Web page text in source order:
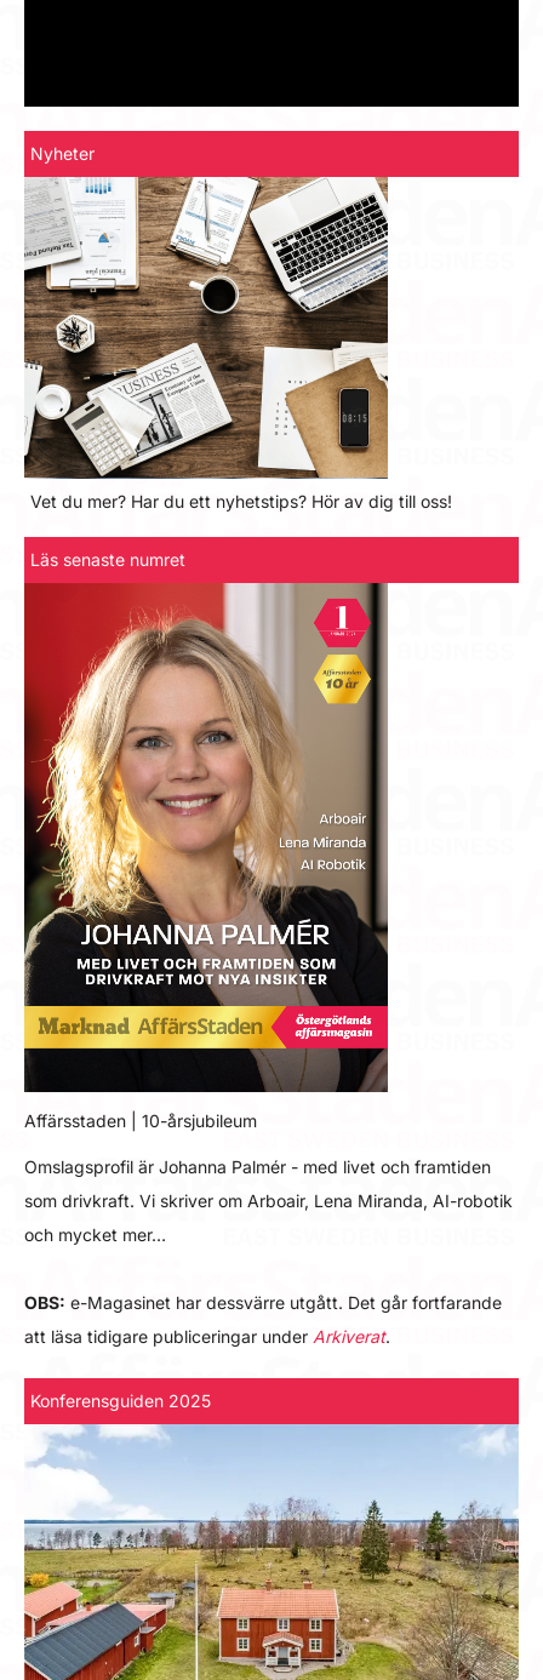
Nyheter
Vet du mer? Har du ett nyhetstips? Hör av dig till oss!
Läs senaste numret
Affärsstaden | 10-årsjubileum
Omslagsprofil är Johanna Palmér - med livet och framtiden
som drivkraft. Vi skriver om Arboair, Lena Miranda, AI-robotik
och mycket mer…
OBS: e-Magasinet har dessvärre utgått. Det går fortfarande
att läsa tidigare publiceringar under Arkiverat.
Konferensguiden 2025